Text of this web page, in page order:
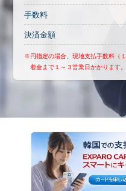
手数料
決済金額
※円指定の場合、現地支払手数料（
着金まで１～３営業日かかります。